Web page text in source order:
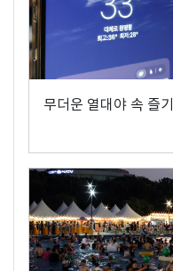
무더운 열대야 속 즐